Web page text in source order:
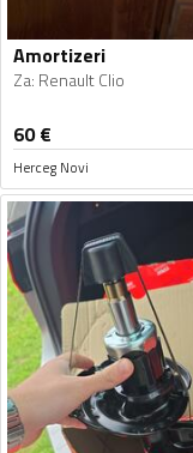
Amortizeri
Za: Renault Clio
60€
Herceg Novi